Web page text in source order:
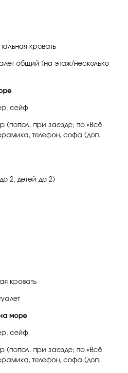
кровать
общий (на этаж/несколько
сейф
(попол. при заезде; по «Всё
телефон, софа (доп.
2, детей до 2)
кровать
море
сейф
(попол. при заезде; по «Всё
телефон, софа (доп.